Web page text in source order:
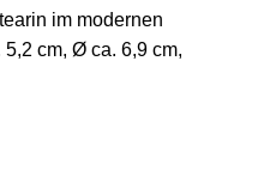
im modernen
cm, Ø ca. 6,9 cm,